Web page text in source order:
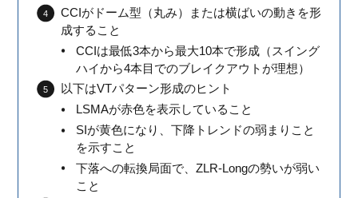
CCIがドーム型（丸み）または横ばいの動きを形
成すること
CCIは最低3本から最大10本で形成（スイング
ハイから4本目でのブレイクアウトが理想）
以下はVTパターン形成のヒント
LSMAが赤色を表示していること
SIが黄色になり、下降トレンドの弱まりこと
を示すこと
下落への転換局面で、ZLR-Longの勢いが弱い
こと